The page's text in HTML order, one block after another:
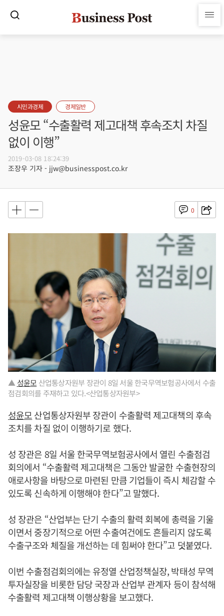
시민과경제 경제일반
성윤모 “수출활력 제고대책 후속조치 차질
없이 이행”
2019-03-08 18:24:39
조장우 기자 - jjw@businesspost.co.kr
0
▲ 성윤모 산업통상자원부 장관이 8일 서울 한국무역보험공사에서 수출
점검회의를 주재하고 있다.<산업통상자원부>
성윤모산업통상자원부 장관이 수출활력 제고대책의 후속
조치를 차질 없이 이행하기로 했다.
성 장관은 8일 서울 한국무역보험공사에서 열린 수출점검
회의에서 “수출활력 제고대책은 그동안 발굴한 수출현장의
애로사항을 바탕으로 마련된 만큼 기업들이 즉시 체감할 수
있도록 신속하게 이행해야 한다”고 말했다.
성 장관은 “산업부는 단기 수출의 활력 회복에 총력을 기울
이면서 중장기적으로 어떤 수출여건에도 흔들리지 않도록
수출구조와 체질을 개선하는 데 힘써야 한다”고 덧붙였다.
이번 수출점검회의에는 유정열 산업정책실장, 박태성 무역
투자실장을 비롯한 담당 국장과 산업부 관계자 등이 참석해
수출활력 제고대책 이행상황을 보고했다.